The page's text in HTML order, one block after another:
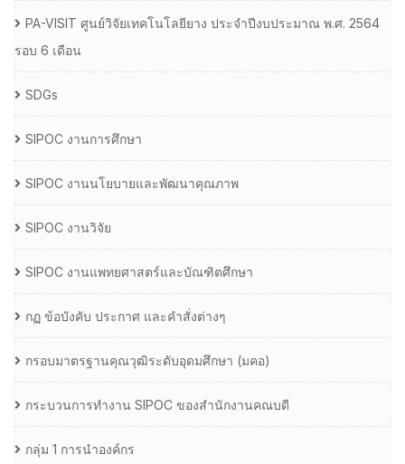
PA-VISIT ศูนย์วิจัยเทคโนโลยียาง ประจำปีงบประมาณ พ.ศ. 2564
รอบ 6 เดือน
SDGs
SIPOC งานการศึกษา
SIPOC งานนโยบายและพัฒนาคุณภาพ
SIPOC งานวิจัย
SIPOC งานแพทยศาสตร์และบัณฑิตศึกษา
กฏ ข้อบังคับ ประกาศ และคำสั่งต่างๆ
กรอบมาตรฐานคุณวุฒิระดับอุดมศึกษา (มคอ)
กระบวนการทำงาน SIPOC ของสำนักงานคณบดี
กลุ่ม 1 การนำองค์กร